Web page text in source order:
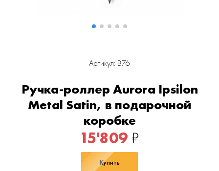
Артикул: B76
Ручка-роллер Aurora Ipsilon
Metal Satin, в подарочной
коробке
15'809 ₽
Купить